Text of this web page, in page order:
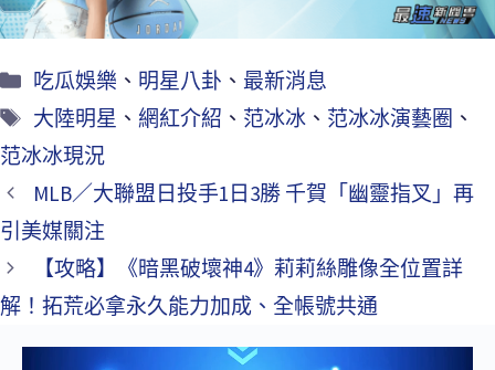
吃瓜娛樂 、 明星八卦 、 最新消息
大陸明星 、 網紅介紹 、 范冰冰 、 范冰冰演藝圈 、
范冰冰現況
MLB／大聯盟日投手1日3勝 千賀「幽靈指叉」再
引美媒關注
【攻略】《暗黑破壞神4》莉莉絲雕像全位置詳
解！拓荒必拿永久能力加成、全帳號共通